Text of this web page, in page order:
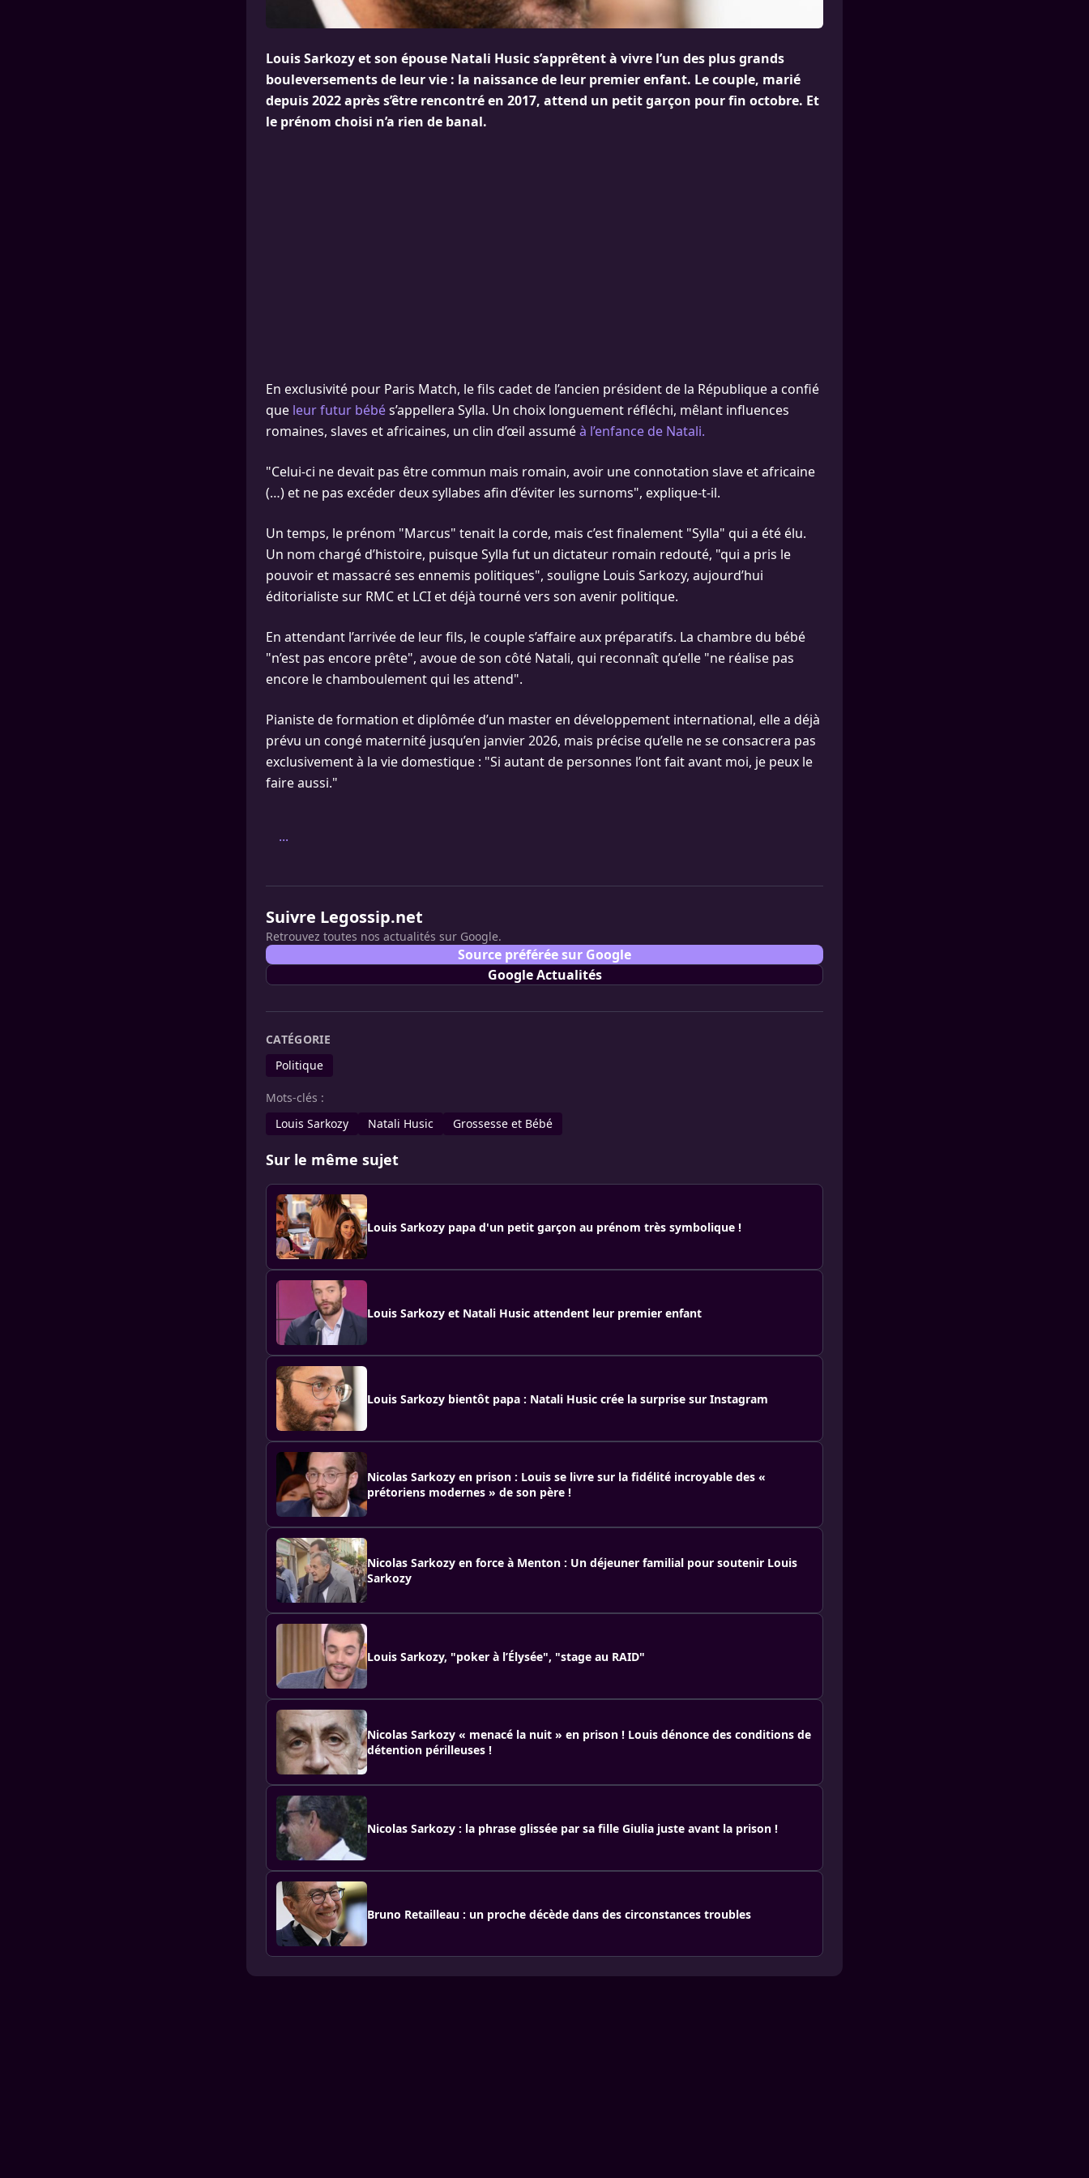
Louis Sarkozy et son épouse Natali Husic s’apprêtent à vivre l’un des plus grands
bouleversements de leur vie : la naissance de leur premier enfant. Le couple, marié
depuis 2022 après s’être rencontré en 2017, attend un petit garçon pour fin octobre. Et
le prénom choisi n’a rien de banal.
En exclusivité pour Paris Match, le fils cadet de l’ancien président de la République a confié
que leur futur bébés’appellera Sylla. Un choix longuement réfléchi, mêlant influences
romaines, slaves et africaines, un clin d’œil assuméà l’enfance de Natali.
"Celui-ci ne devait pas être commun mais romain, avoir une connotation slave et africaine
(…) et ne pas excéder deux syllabes afin d’éviter les surnoms", explique-t-il.
Un temps, le prénom "Marcus" tenait la corde, mais c’est finalement "Sylla" qui a été élu.
Un nom chargé d’histoire, puisque Sylla fut un dictateur romain redouté, "qui a pris le
pouvoir et massacré ses ennemis politiques", souligne Louis Sarkozy, aujourd’hui
éditorialiste sur RMC et LCI et déjà tourné vers son avenir politique.
En attendant l’arrivée de leur fils, le couple s’affaire aux préparatifs. La chambre du bébé
"n’est pas encore prête", avoue de son côté Natali, qui reconnaît qu’elle "ne réalise pas
encore le chamboulement qui les attend".
Pianiste de formation et diplômée d’un master en développement international, elle a déjà
prévu un congé maternité jusqu’en janvier 2026, mais précise qu’elle ne se consacrera pas
exclusivement à la vie domestique : "Si autant de personnes l’ont fait avant moi, je peux le
faire aussi."
...
Suivre Legossip.net
Retrouvez toutes nos actualités sur Google.
Source préférée sur Google
Google Actualités
CATÉGORIE
Politique
Mots-clés :
Louis Sarkozy
Natali Husic Grossesse et Bébé
Sur le même sujet
Louis Sarkozy papa d'un petit garçon au prénom très symbolique !
Louis Sarkozy et Natali Husic attendent leur premier enfant
Louis Sarkozy bientôt papa : Natali Husic crée la surprise sur Instagram
Nicolas Sarkozy en prison : Louis se livre sur la fidélité incroyable des «
prétoriens modernes » de son père !
Nicolas Sarkozy en force à Menton : Un déjeuner familial pour soutenir Louis
Sarkozy
Louis Sarkozy, "poker à l’Élysée", "stage au RAID"
Nicolas Sarkozy « menacé la nuit » en prison ! Louis dénonce des conditions de
détention périlleuses !
Nicolas Sarkozy : la phrase glissée par sa fille Giulia juste avant la prison !
Bruno Retailleau : un proche décède dans des circonstances troubles